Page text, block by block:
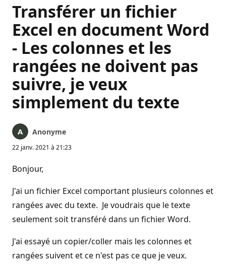
Transférer un fichier
Excel en document Word
- Les colonnes et les
rangées ne doivent pas
suivre, je veux
simplement du texte
Anonyme
22 janv. 2021 à 21:23
Bonjour,
J'ai un fichier Excel comportant plusieurs colonnes et
rangées avec du texte. Je voudrais que le texte
seulement soit transféré dans un fichier Word.
J'ai essayé un copier/coller mais les colonnes et
rangées suivent et ce n'est pas ce que je veux.